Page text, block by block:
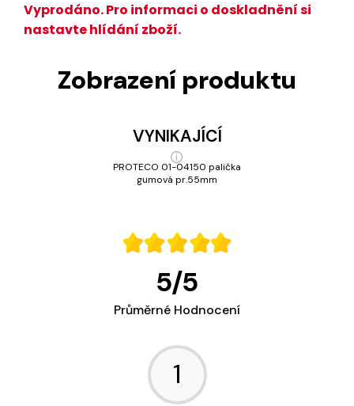
Vyprodáno. Pro informaci o doskladnění si
nastavte hlídání zboží.
Zobrazení produktu
VYNIKAJÍCÍ
PROTECO 01-04150 palička
gumová pr.55mm
5/5
Průměrné Hodnocení
1